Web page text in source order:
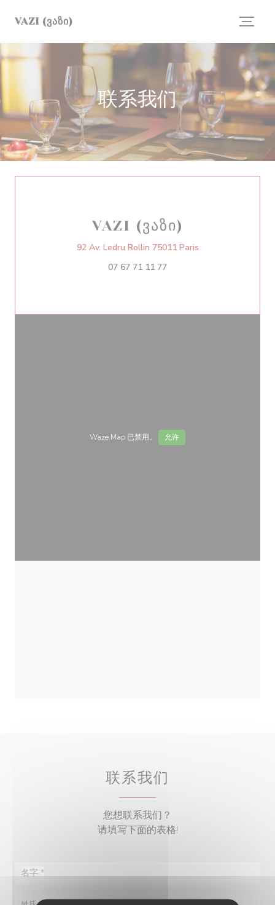
VAZI (ᲕᲐᲖᲘ)
联系我们
VAZI (ᲕᲐᲖᲘ)
92 Av. Ledru Rollin 75011 Paris((在新窗口中打开))
07 67 71 11 77
Waze Map 已禁用。 允许
联系我们
您想联系我们？
请填写下面的表格!